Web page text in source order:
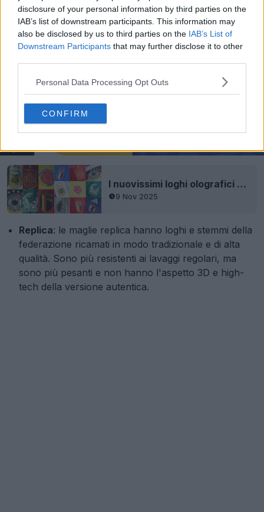
disclosure of your personal information by third parties on the
IAB’s list of downstream participants. This information may
also be disclosed by us to third parties on the IAB’s List of
Downstream Participants that may further disclose it to other
Personal Data Processing Opt Outs
CONFIRM
I nuovissimi loghi olografici Adidas 2026 presentano una stampa UV nascosta
9 Nov 2025
Replica: le maglie replica hanno loghi e stemmi della
federazione ricamati in modo tradizionale e di alta
qualità. Sono più resistenti ai lavaggi regolari, ma
sono più pesanti e non hanno l'aspetto 3D e high-
tech della versione autentica.